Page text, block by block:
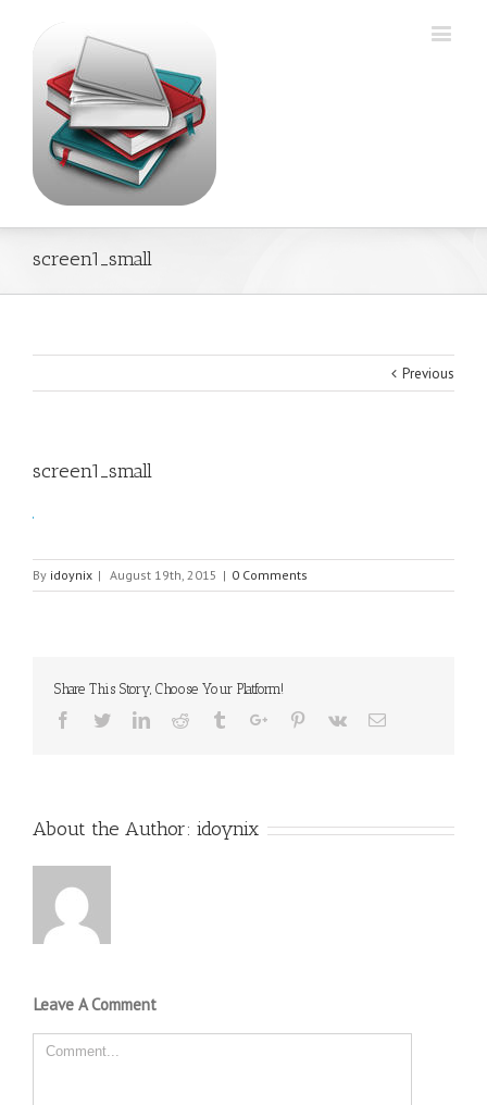
screen1_small
Previous
screen1_small
By idoynix | August 19th, 2015 | 0 Comments
Share This Story, Choose Your Platform!
Facebook
TwitterLinkedinReddit TumblrGoogle+Pinterest
Vk Email
About the Author: idoynix
Leave A Comment
Comment